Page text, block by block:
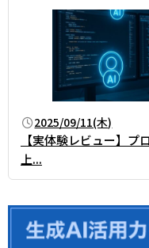
2025/09/11(木)
【実体験レビュー】
上...